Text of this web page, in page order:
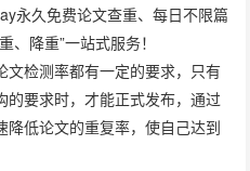
永久免费论文查重、每日不限篇
、降重”一站式服务！
文检测率都有一定的要求，只有
的要求时，才能正式发布，通过
低论文的重复率，使自己达到